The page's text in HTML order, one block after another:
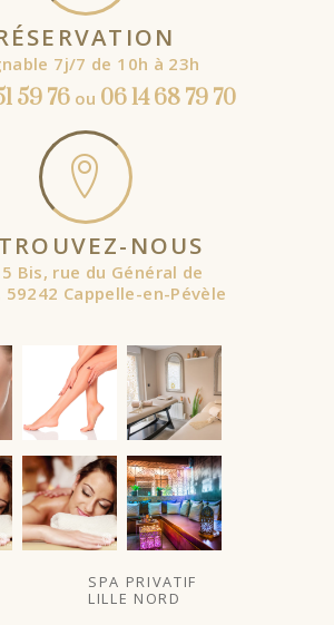
7j/7 de 10h à 23h
59 76 ou 06 14 68 79 70
NOUS
Bis, rue du Général de
59242 Cappelle-en-Pévèle
SPA PRIVATIF
LILLE NORD